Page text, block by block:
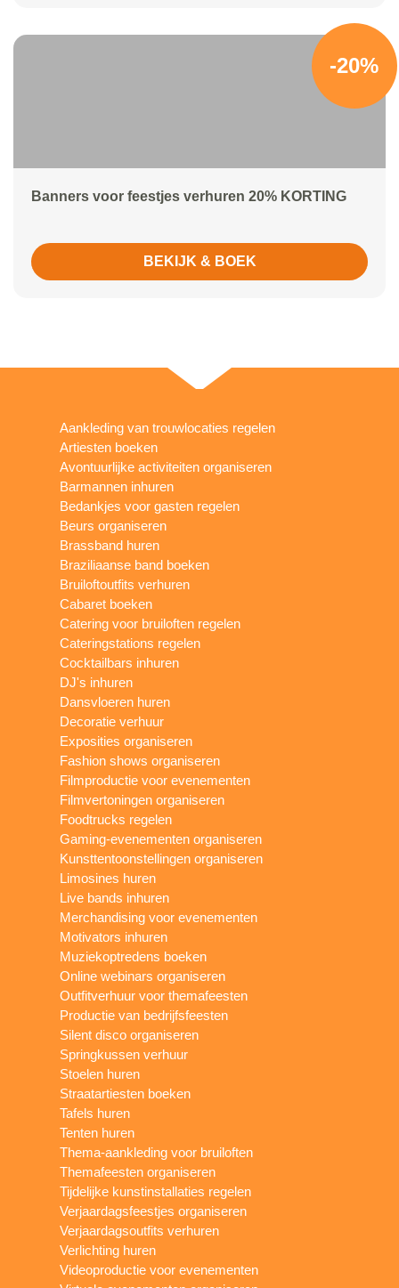
-20%
Banners voor feestjes verhuren 20% KORTING
BEKIJK & BOEK
Aankleding van trouwlocaties regelen
Artiesten boeken
Avontuurlijke activiteiten organiseren
Barmannen inhuren
Bedankjes voor gasten regelen
Beurs organiseren
Brassband huren
Braziliaanse band boeken
Bruiloftoutfits verhuren
Cabaret boeken
Catering voor bruiloften regelen
Cateringstations regelen
Cocktailbars inhuren
DJ's inhuren
Dansvloeren huren
Decoratie verhuur
Exposities organiseren
Fashion shows organiseren
Filmproductie voor evenementen
Filmvertoningen organiseren
Foodtrucks regelen
Gaming-evenementen organiseren
Kunsttentoonstellingen organiseren
Limosines huren
Live bands inhuren
Merchandising voor evenementen
Motivators inhuren
Muziekoptredens boeken
Online webinars organiseren
Outfitverhuur voor themafeesten
Productie van bedrijfsfeesten
Silent disco organiseren
Springkussen verhuur
Stoelen huren
Straatartiesten boeken
Tafels huren
Tenten huren
Thema-aankleding voor bruiloften
Themafeesten organiseren
Tijdelijke kunstinstallaties regelen
Verjaardagsfeestjes organiseren
Verjaardagsoutfits verhuren
Verlichting huren
Videoproductie voor evenementen